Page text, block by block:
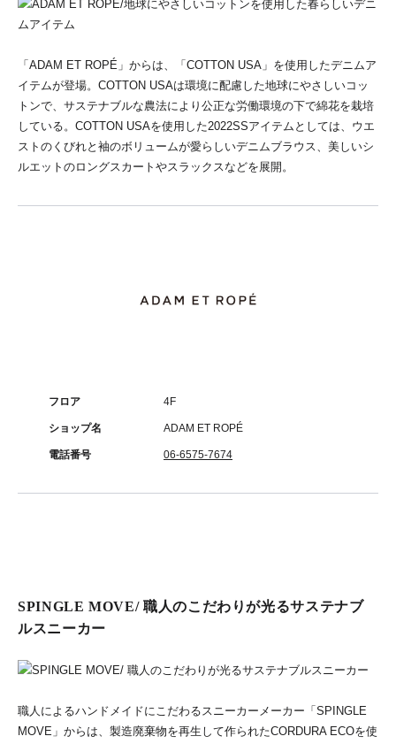
「ADAM ET ROPÉ」からは、「COTTON USA」を使用したデニムア
イテムが登場。COTTON USAは環境に配慮した地球にやさしいコッ
トンで、サステナブルな農法により公正な労働環境の下で綿花を栽培
している。COTTON USAを使用した2022SSアイテムとしては、ウエ
ストのくびれと袖のボリュームが愛らしいデニムブラウス、美しいシ
ルエットのロングスカートやスラックスなどを展開。
フロア 4F
ショップ名 ADAM ET ROPÉ
電話番号 06-6575-7674
SPINGLE MOVE/ 職人のこだわりが光るサステナブ
ルスニーカー
職人によるハンドメイドにこだわるスニーカーメーカー「SPINGLE
MOVE」からは、製造廃棄物を再生して作られたCORDURA ECOを使